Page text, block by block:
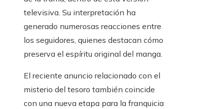
televisiva. Su interpretación ha
generado numerosas reacciones entre
los seguidores, quienes destacan cómo
preserva el espíritu original del manga.
El reciente anuncio relacionado con el
misterio del tesoro también coincide
con una nueva etapa para la franquicia